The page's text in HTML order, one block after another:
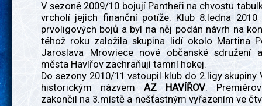
V sezoně 2009/10 bojují Pantheři na chvostu
vrcholí jejich finanční potíže. Klub 8.ledna
prvoligových bojů a byl na něj podán návrh na
téhož roku založila skupina lidí okolo Martina
Jaroslava Mrowiece nové občanské sdružení
města Havířov zachraňují tamní hokej.
Do sezony 2010/11 vstoupil klub do 2.ligy skupiny
historickým názvem AZ HAVÍŘOV.
zakončil na 3.místě a nešťastným vyřazením ve